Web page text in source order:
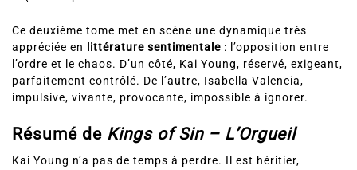
Ce deuxième tome met en scène une dynamique très
appréciée en
littérature sentimentale : l’opposition entre
l’ordre et le chaos. D’un côté, Kai Young, réservé, exigeant,
parfaitement contrôlé. De l’autre, Isabella Valencia,
impulsive, vivante, provocante, impossible à ignorer.
Résumé de Kings of Sin – L’Orgueil
Kai Young n’a pas de temps à perdre. Il est héritier,